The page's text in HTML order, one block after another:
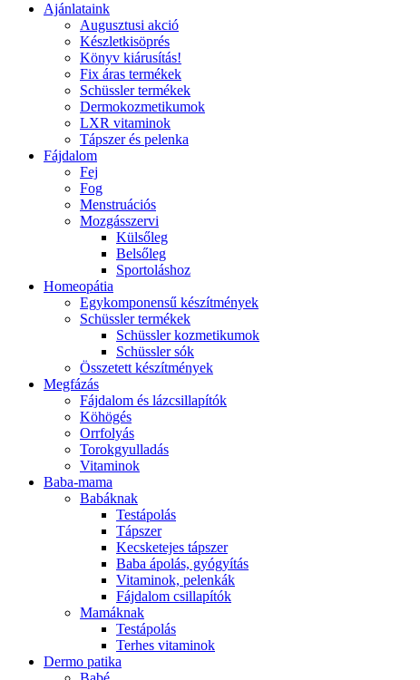
Ajánlataink
Augusztusi akció
Készletkisöprés
Könyv kiárusítás!
Fix áras termékek
Schüssler termékek
Dermokozmetikumok
LXR vitaminok
Tápszer és pelenka
Fájdalom
Fej
Fog
Menstruációs
Mozgásszervi
Külsőleg
Belsőleg
Sportoláshoz
Homeopátia
Egykomponensű készítmények
Schüssler termékek
Schüssler kozmetikumok
Schüssler sók
Összetett készítmények
Megfázás
Fájdalom és lázcsillapítók
Köhögés
Orrfolyás
Torokgyulladás
Vitaminok
Baba-mama
Babáknak
Testápolás
Tápszer
Kecsketejes tápszer
Baba ápolás, gyógyítás
Vitaminok, pelenkák
Fájdalom csillapítók
Mamáknak
Testápolás
Terhes vitaminok
Dermo patika